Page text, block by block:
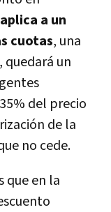
a un
cuotas, una
quedará un
del precio
de la
no cede.
que en la